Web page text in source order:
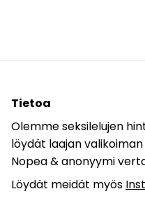
Tietoa
Olemme seksilelujen
löydät laajan
Nopea & anonyymi
Löydät meidät myös